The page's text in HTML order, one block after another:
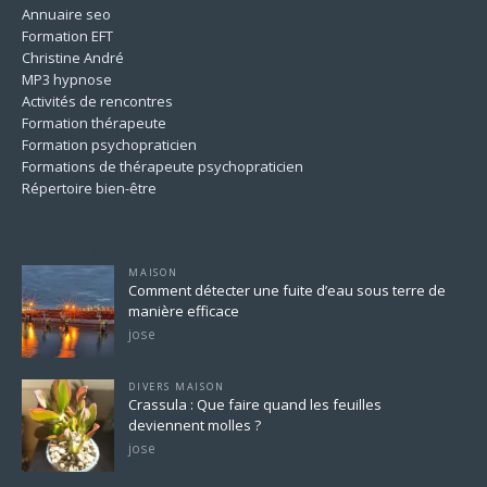
Annuaire seo
Formation EFT
Christine André
MP3 hypnose
Activités de rencontres
Formation thérapeute
Formation psychopraticien
Formations de thérapeute psychopraticien
Répertoire bien-être
MAISON
Comment détecter une fuite d’eau sous terre de
manière efficace
jose
DIVERS MAISON
Crassula : Que faire quand les feuilles
deviennent molles ?
jose